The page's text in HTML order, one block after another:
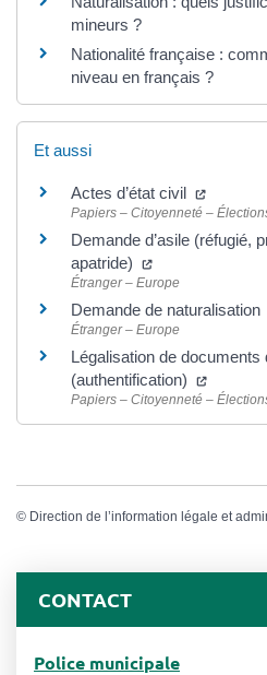
mineurs ?
Nationalité française :
niveau en français ?
Et aussi
Actes d’état civil
Papiers – Citoyenneté –
Demande d’asile (réfugié,
apatride)
Étranger – Europe
Demande de naturalisation
Étranger – Europe
Légalisation de documents
(authentification)
Papiers – Citoyenneté –
© Direction de l’information légale et
CONTACT
Police municipale